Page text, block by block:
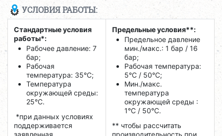
УСЛОВИЯ РАБОТЫ:
Стандартные условия
работы*:
Рабочее давление: 7
бар;
Рабочая
температура: 35°C;
Температура
окружающей среды:
25°C.
*при данных условиях
поддерживается
заявленная
Предельные условия**:
Предельное давление
мин./макс.: 1 бар / 16
бар;
Рабочая температура:
5°C / 50°C;
Мин./макс.
температура
окружающей среды :
1°С / 50°C.
** чтобы рассчитать
производительность при